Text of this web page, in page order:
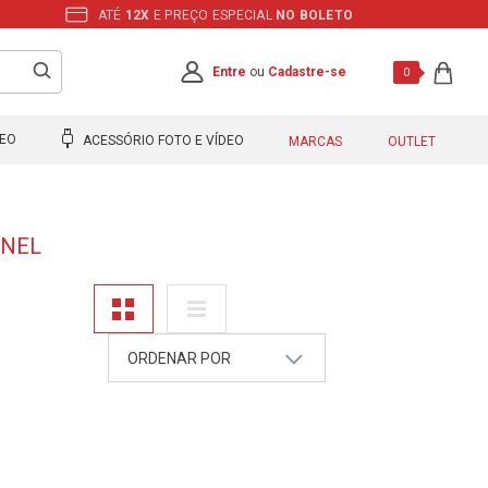
ATÉ 12X E PREÇO ESPECIAL NO BOLETO
Entre ou Cadastre-se 0
ACESSÓRIO FOTO E VÍDEO MARCAS OUTLET
ORDENAR POR